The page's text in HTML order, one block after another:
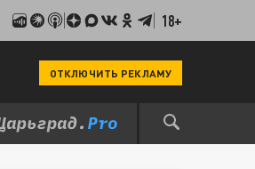
18+
ОТКЛЮЧИТЬ РЕКЛАМУ